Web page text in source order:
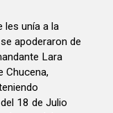
les unía a la
apoderaron de
Lara
Chucena,
18 de Julio